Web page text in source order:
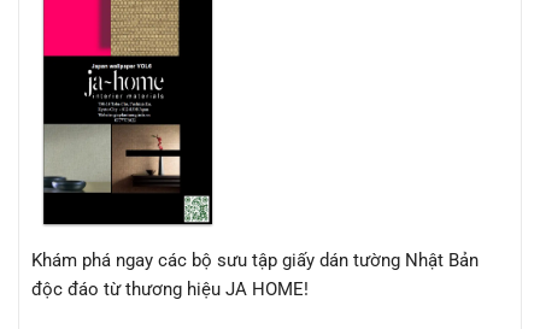
Khám phá ngay các bộ sưu tập giấy dán tường Nhật Bản
độc đáo từ thương hiệu JA HOME!